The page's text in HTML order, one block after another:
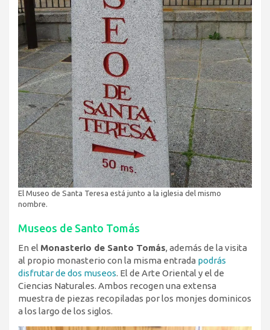
El Museo de Santa Teresa está junto a la iglesia del mismo
nombre.
Museos de Santo Tomás
En el Monasterio de Santo Tomás, además de la visita
al propio monasterio con la misma entrada podrás
disfrutar de dos museos. El de Arte Oriental y el de
Ciencias Naturales. Ambos recogen una extensa
muestra de piezas recopiladas por los monjes dominicos
a los largo de los siglos.